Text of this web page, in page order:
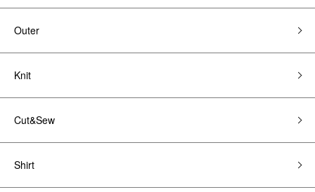
Outer
Knit
Cut&Sew
Shirt